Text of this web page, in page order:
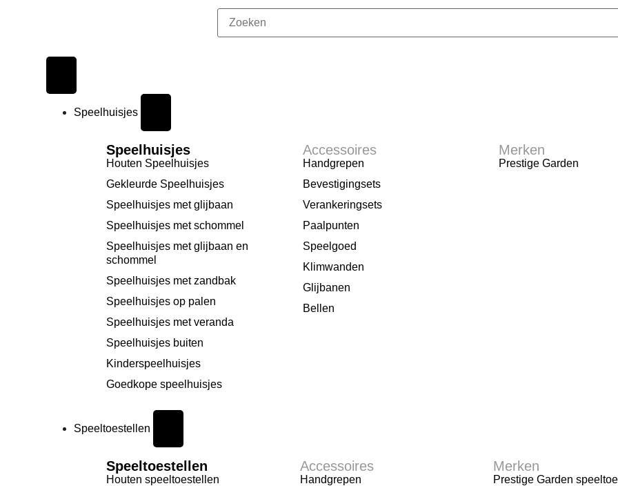
Speelhuisjes
Speelhuisjes
Houten Speelhuisjes
Gekleurde Speelhuisjes
Speelhuisjes met glijbaan
Speelhuisjes met schommel
Speelhuisjes met glijbaan en
schommel
Speelhuisjes met zandbak
Speelhuisjes op palen
Speelhuisjes met veranda
Speelhuisjes buiten
Kinderspeelhuisjes
Goedkope speelhuisjes
Accessoires
Handgrepen
Bevestigingsets
Verankeringsets
Paalpunten
Speelgoed
Klimwanden
Glijbanen
Bellen
Merken
Prestige Garden
Speeltoestellen
Speeltoestellen
Houten speeltoestellen
Accessoires
Handgrepen
Merken
Prestige Garden